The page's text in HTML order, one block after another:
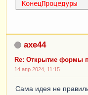
КонецПроцедуры
Процедура
Экспорт
axe44
Re: Открытие формы
14 апр 2024, 11:15
Сама идея не